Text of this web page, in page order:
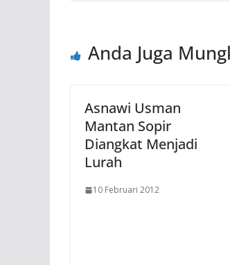
Anda Juga
Asnawi Usman
Mantan Sopir
Diangkat Menjadi
Lurah
10 Februari 2012